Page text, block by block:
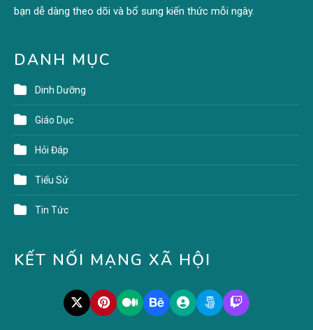
bạn dễ dàng theo dõi và bổ sung kiến thức mỗi ngày.
DANH MỤC
Dinh Dưỡng
Giáo Dục
Hỏi Đáp
Tiểu Sử
Tin Tức
KẾT NỐI MẠNG XÃ HỘI